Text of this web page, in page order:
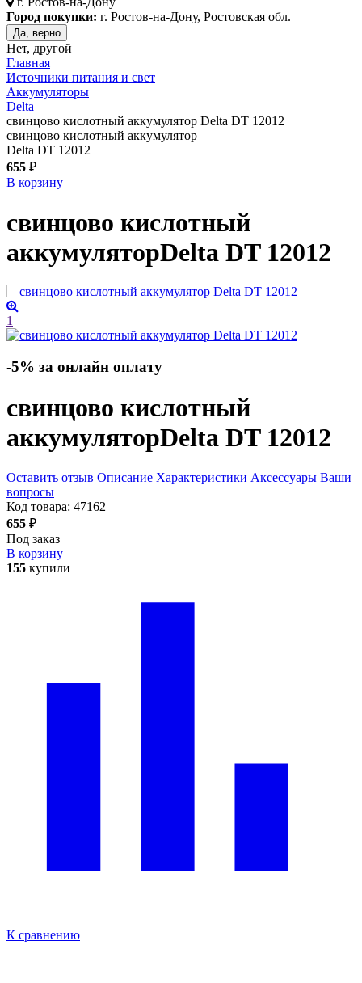
Город покупки: г. Ростов-на-Дону, Ростовская обл.
Да, верно
Нет, другой
Главная
Источники питания и свет
Аккумуляторы
Delta
свинцово кислотный аккумулятор Delta DT 12012
свинцово кислотный аккумулятор
Delta DT 12012
655 ₽
В корзину
свинцово кислотный
аккумуляторDelta DT 12012
1
-5% за онлайн оплату
свинцово кислотный
аккумуляторDelta DT 12012
Оставить отзыв Описание Характеристики Аксессуары Ваши
вопросы
Код товара: 47162
655 ₽
Под заказ
В корзину
155 купили
К сравнению